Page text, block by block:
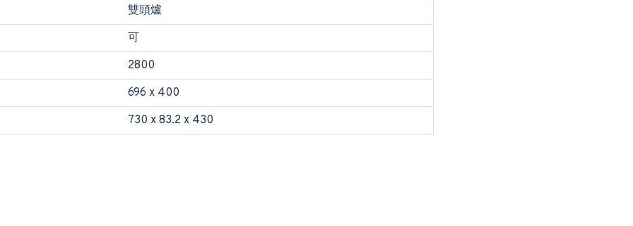
雙頭爐
可
2800
696 x 400
730 x 83.2 x 430